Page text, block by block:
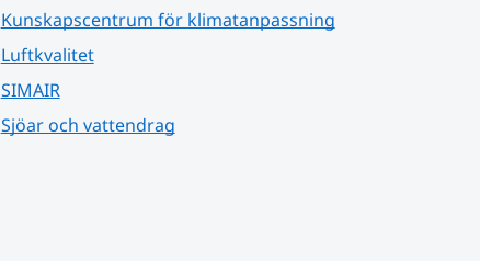
Kunskapscentrum för klimatanpassning
Luftkvalitet
SIMAIR
Sjöar och vattendrag